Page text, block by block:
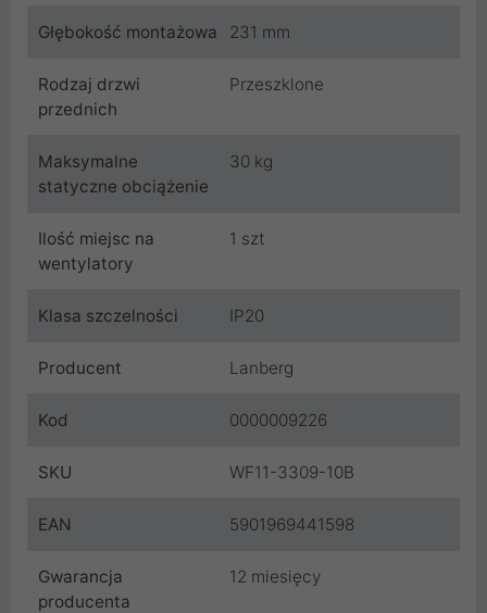
Głębokość montażowa 231 mm
Rodzaj drzwi
przednich
Przeszklone
Maksymalne
statyczne obciążenie
30 kg
Ilość miejsc na
wentylatory
1 szt
Klasa szczelności IP20
Producent Lanberg
Kod 0000009226
SKU WF11-3309-10B
EAN 5901969441598
Gwarancja
producenta
12 miesięcy